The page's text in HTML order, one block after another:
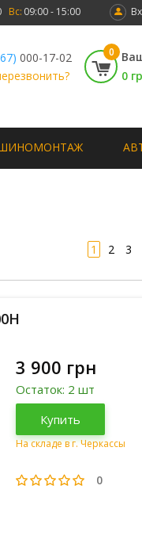
Вс: 09:00 - 15:00
000-17-02
0
0
1 2 3
Венгрия
2025
3 900 грн
Остаток: 2 шт
Купить
На складе в г. Черкассы
0